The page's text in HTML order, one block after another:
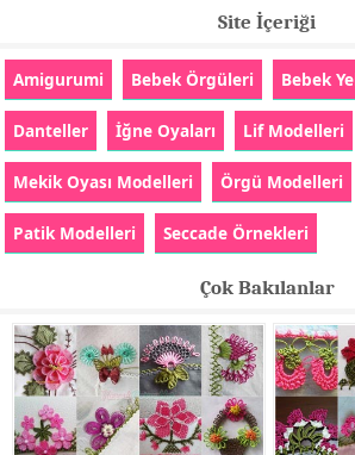
Site İçeriği
Amigurumi Bebek Örgüleri Bebek
Danteller İğne Oyaları Lif Modelleri
Mekik Oyası Modelleri Örgü Modelleri
Patik Modelleri Seccade Örnekleri
Çok Bakılanlar